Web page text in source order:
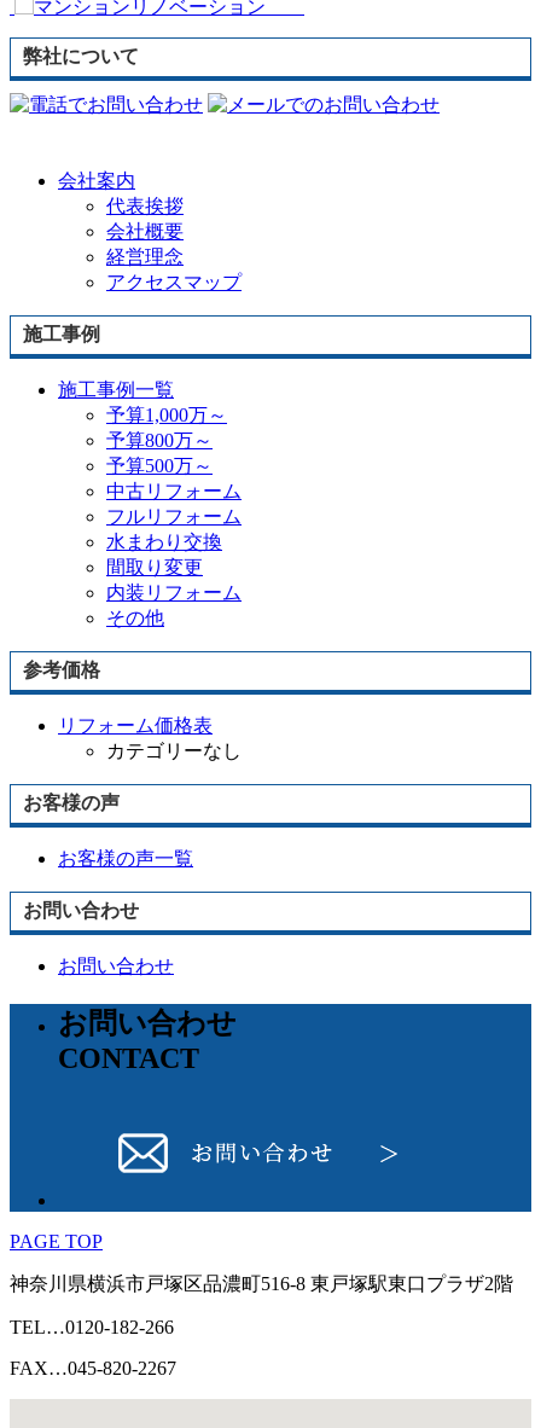
弊社について
会社案内
代表挨拶
会社概要
経営理念
アクセスマップ
施工事例
施工事例一覧
予算1,000万～
予算800万～
予算500万～
中古リフォーム
フルリフォーム
水まわり交換
間取り変更
内装リフォーム
その他
参考価格
リフォーム価格表
カテゴリーなし
お客様の声
お客様の声一覧
お問い合わせ
お問い合わせ
お問い合わせ
CONTACT
PAGE TOP
神奈川県横浜市戸塚区品濃町516-8 東戸塚駅東口プラザ2階
TEL…0120-182-266
FAX…045-820-2267